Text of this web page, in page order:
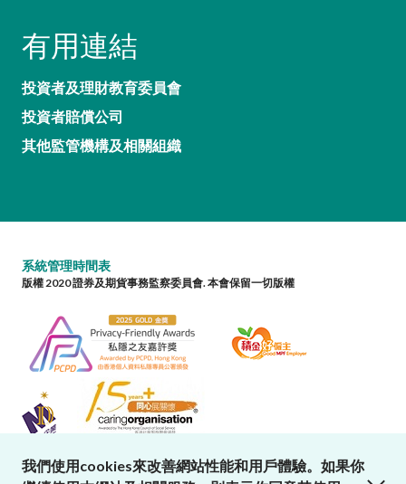
有用連結
投資者及理財教育委員會
投資者賠償公司
其他監管機構及相關組織
系統管理時間表
版權 2020 證券及期貨事務監察委員會. 本會保留一切版權
我們使用cookies來改善網站性能和用戶體驗。如果你
close cookies alert